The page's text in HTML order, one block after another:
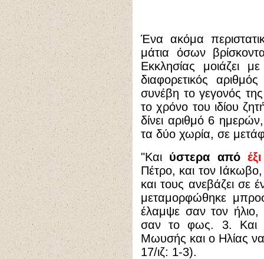
Ένα ακόμα
μάτια όσων
Εκκλησίας μοιάζει
διαφορετικός
συνέβη το γεγονός
το χρόνο του ιδίου
δίνει αριθμό 6
τα δύο χωρία, σε
"Και ύστερα από έξι
Πέτρο, και τον
και τους ανεβάζει σε
μεταμορφώθηκε
έλαμψε σαν τον ήλιο,
σαν το φως. 3. Και
Μωυσής και ο Ηλίας
17/ιζ: 1-3).